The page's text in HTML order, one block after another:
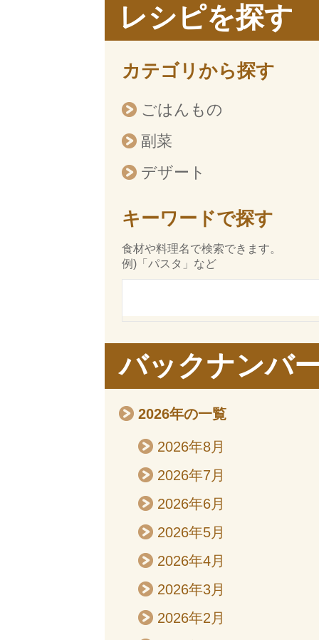
レシピを探す
カテゴリから探す
ごはんもの
副菜
デザート
キーワードで探す
食材や料理名で検索できます。
例)「パスタ」など
バックナンバ
2026年の一覧
2026年8月
2026年7月
2026年6月
2026年5月
2026年4月
2026年3月
2026年2月